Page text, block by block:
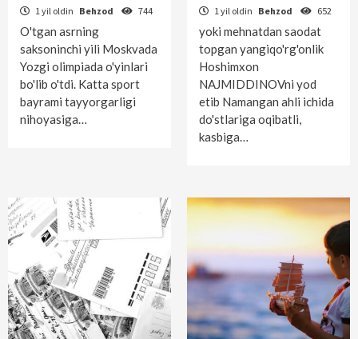
1 yil oldin Behzod 744
O'tgan asrning
saksoninchi yili Moskvada
Yozgi olimpiada o'yinlari
bo'lib o'tdi. Katta sport
bayrami tayyorgarligi
nihoyasiga…
1 yil oldin Behzod 652
yoki mehnatdan saodat
topgan yangiqo'rg'onlik
Hoshimxon
NAJMIDDINOVni yod
etib Namangan ahli ichida
do'stlariga oqibatli,
kasbiga…